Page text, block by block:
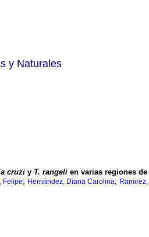
y Naturales
cruzi y T. rangeli en varias regiones
Felipe; Hernández, Diana Carolina;